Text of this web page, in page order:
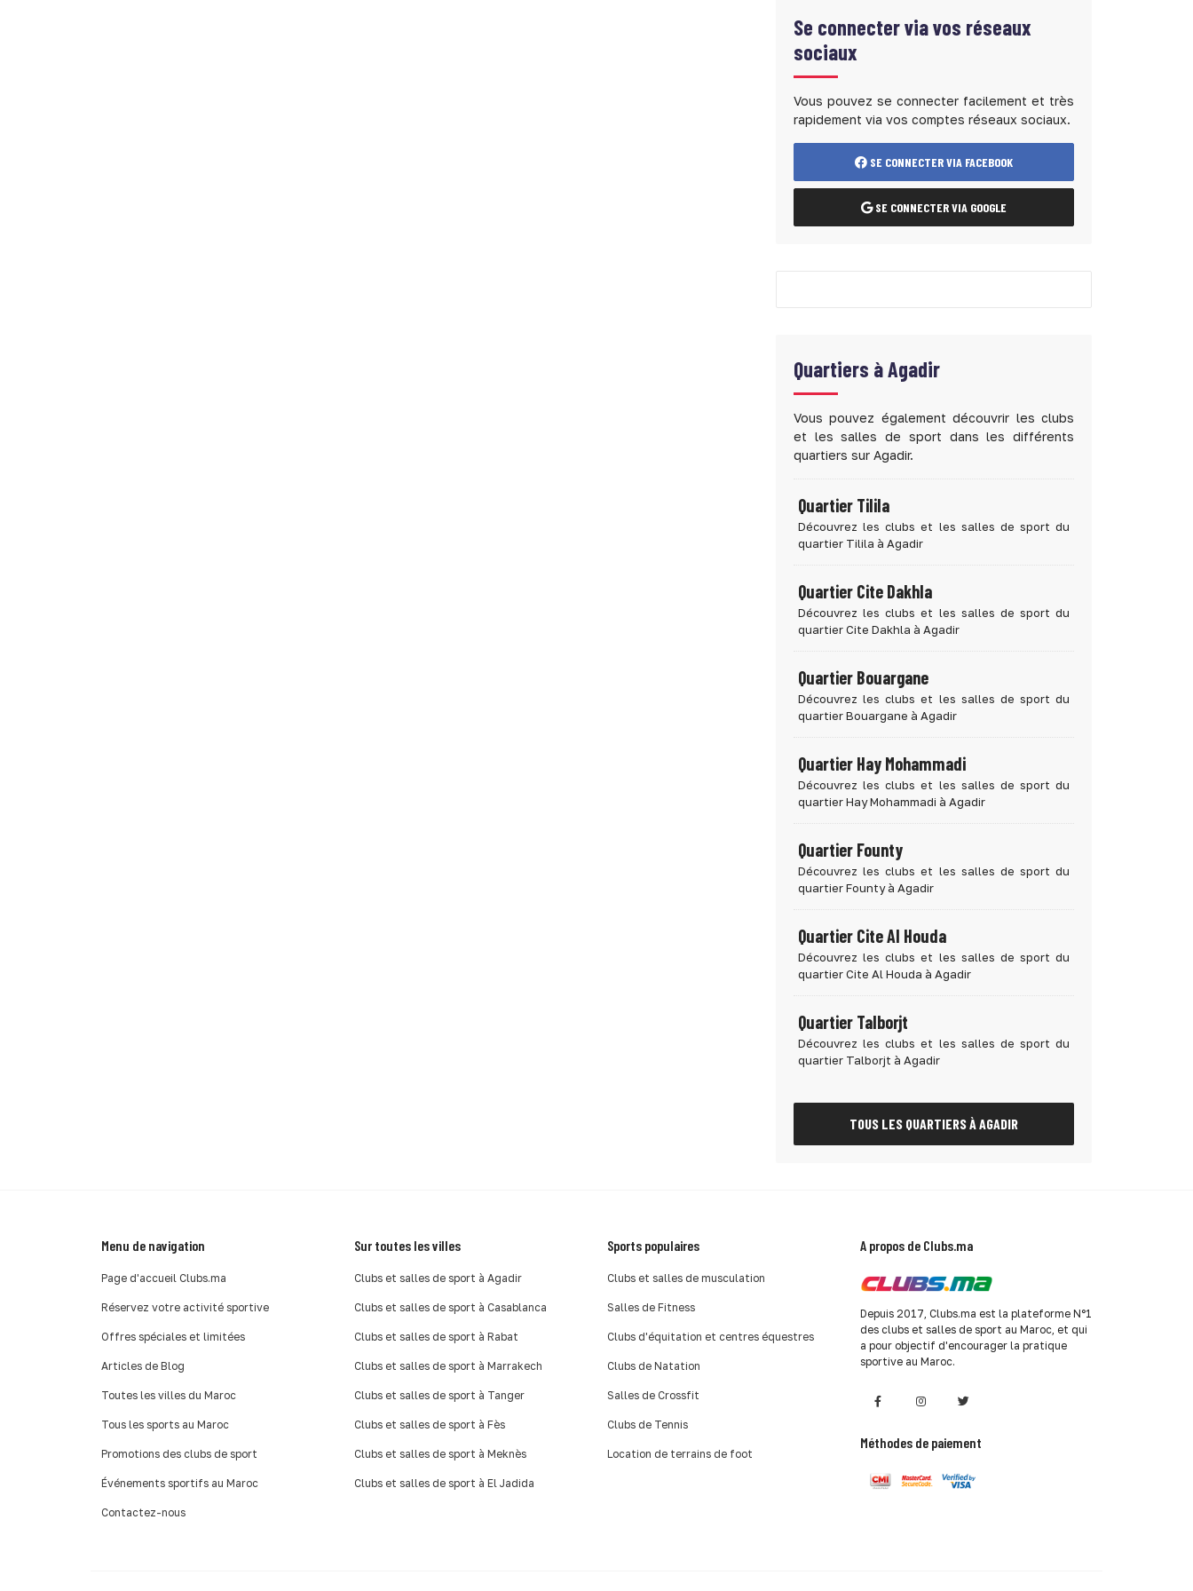
Se connecter via vos réseaux
sociaux
Vous pouvez se connecter facilement et très
rapidement via vos comptes réseaux sociaux.
SE CONNECTER VIA FACEBOOK
SE CONNECTER VIA GOOGLE
Quartiers àAgadir
Vous pouvez également découvrir les clubs
et les salles de sport dans les différents
quartiers sur Agadir.
Quartier Tilila
Découvrez les clubs et les salles de sport du
quartier Tilila à Agadir
Quartier Cite Dakhla
Découvrez les clubs et les salles de sport du
quartier Cite Dakhla à Agadir
Quartier Bouargane
Découvrez les clubs et les salles de sport du
quartier Bouargane à Agadir
Quartier Hay Mohammadi
Découvrez les clubs et les salles de sport du
quartier Hay Mohammadi à Agadir
Quartier Founty
Découvrez les clubs et les salles de sport du
quartier Founty à Agadir
Quartier Cite Al Houda
Découvrez les clubs et les salles de sport du
quartier Cite Al Houda à Agadir
Quartier Talborjt
Découvrez les clubs et les salles de sport du
quartier Talborjt à Agadir
TOUS LES QUARTIERS À AGADIR
Menu de navigation
Page d'accueil Clubs.ma
Réservez votre activité sportive
Offres spéciales et limitées
Articles de Blog
Toutes les villes du Maroc
Tous les sports au Maroc
Promotions des clubs de sport
Événements sportifs au Maroc
Contactez-nous
Sur toutes les villes
Clubs et salles de sport à Agadir
Clubs et salles de sport à Casablanca
Clubs et salles de sport à Rabat
Clubs et salles de sport à Marrakech
Clubs et salles de sport à Tanger
Clubs et salles de sport à Fès
Clubs et salles de sport à Meknès
Clubs et salles de sport à El Jadida
Sports populaires
Clubs et salles de musculation
Salles de Fitness
Clubs d'équitation et centres équestres
Clubs de Natation
Salles de Crossfit
Clubs de Tennis
Location de terrains de foot
A propos de Clubs.ma
Depuis 2017, Clubs.ma est la plateforme N°1
des clubs et salles de sport au Maroc, et qui
a pour objectif d'encourager la pratique
sportive au Maroc.
Méthodes de paiement